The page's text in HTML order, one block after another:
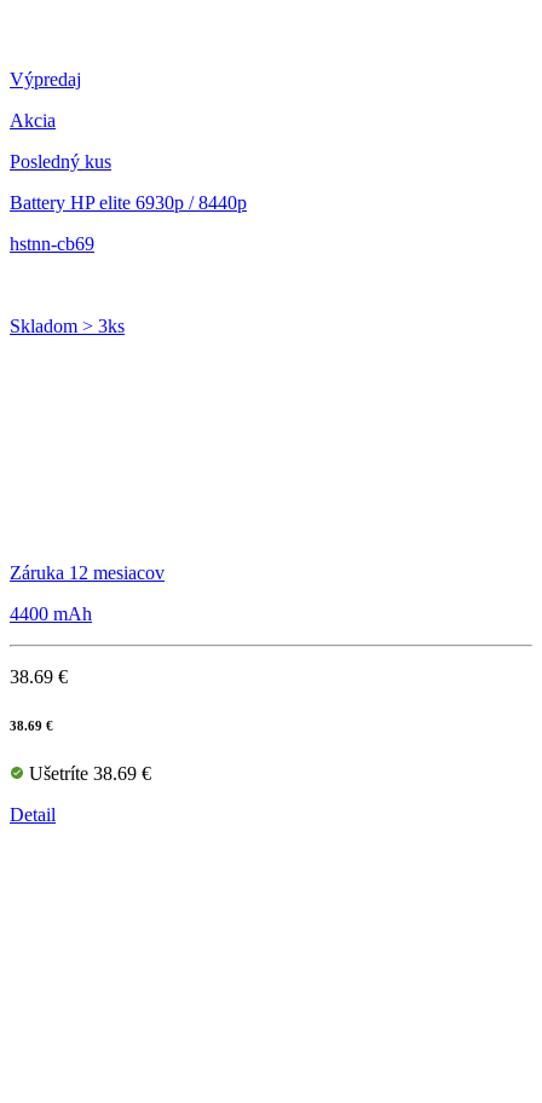
Výpredaj
Akcia
Posledný kus
Battery HP elite 6930p / 8440p
hstnn-cb69
Skladom > 3ks
Záruka 12 mesiacov
4400 mAh
38.69 €
38.69 €
Ušetríte 38.69 €
Detail